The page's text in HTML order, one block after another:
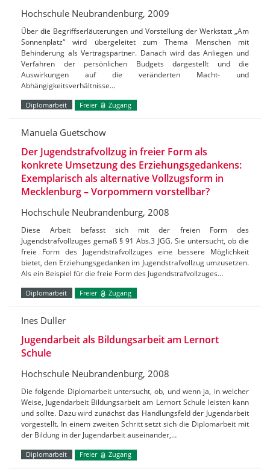
Hochschule Neubrandenburg, 2009
Über die Begriffserläuterungen und Vorstellung der Werkstatt „Am
Sonnenplatz“ wird übergeleitet zum Thema Menschen mit
Behinderung als Vertragspartner. Danach wird das Anliegen und
Verfahren der persönlichen Budgets dargestellt und die
Auswirkungen auf die veränderten Macht- und
Abhängigkeitsverhältnisse…
Diplomarbeit Freier Zugang
Manuela Guetschow
Der Jugendstrafvollzug in freier Form als
konkrete Umsetzung des Erziehungsgedankens:
Exemplarisch als alternative Vollzugsform in
Mecklenburg – Vorpommern vorstellbar?
Hochschule Neubrandenburg, 2008
Diese Arbeit befasst sich mit der freien Form des
Jugendstrafvollzuges gemäß § 91 Abs.3 JGG. Sie untersucht, ob die
freie Form des Jugendstrafvollzuges eine bessere Möglichkeit
bietet, den Erziehungsgedanken im Jugendstrafvollzug umzusetzen.
Als ein Beispiel für die freie Form des Jugendstrafvollzuges…
Diplomarbeit Freier Zugang
Ines Duller
Jugendarbeit als Bildungsarbeit am Lernort
Schule
Hochschule Neubrandenburg, 2008
Die folgende Diplomarbeit untersucht, ob, und wenn ja, in welcher
Weise, Jugendarbeit Bildungsarbeit am Lernort Schule leisten kann
und sollte. Dazu wird zunächst das Handlungsfeld der Jugendarbeit
vorgestellt. In einem zweiten Schritt setzt sich die Diplomarbeit mit
der Bildung in der Jugendarbeit auseinander,…
Diplomarbeit Freier Zugang